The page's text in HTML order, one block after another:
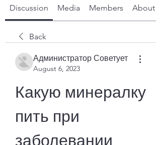
Discussion Media Members About
Back
Администратор Советует
August 6, 2023
Какую минералку
пить при
заболевании